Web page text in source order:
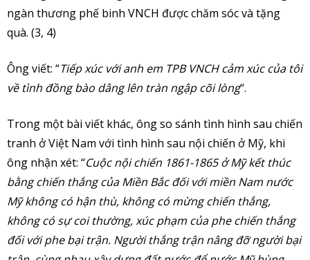
ngàn thương phế binh VNCH được chăm sóc và tặng
quà. (3, 4)
Ông viết: “Tiếp xúc với anh em TPB VNCH cảm xúc của tôi
về tình đồng bào dâng lên tràn ngập cõi lòng“.
Trong một bài viết khác, ông so sánh tình hình sau chiến
tranh ở Việt Nam với tình hình sau nội chiến ở Mỹ, khi
ông nhận xét: “Cuộc nội chiến 1861-1865 ở Mỹ kết thúc
bằng chiến thắng của Miền Bắc đối với miền Nam nước
Mỹ không có hận thù, không có mừng chiến thắng,
không có sự coi thường, xúc phạm của phe chiến thắng
đối với phe bại trận. Người thắng trận nâng đỡ người bại